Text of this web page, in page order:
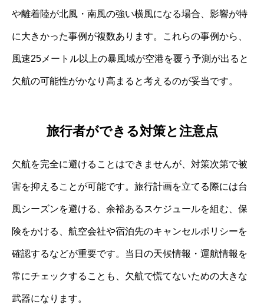
や離着陸が北風・南風の強い横風になる場合、影響が特
に大きかった事例が複数あります。これらの事例から、
風速25メートル以上の暴風域が空港を覆う予測が出ると
欠航の可能性がかなり高まると考えるのが妥当です。
旅行者ができる対策と注意点
欠航を完全に避けることはできませんが、対策次第で被
害を抑えることが可能です。旅行計画を立てる際には台
風シーズンを避ける、余裕あるスケジュールを組む、保
険をかける、航空会社や宿泊先のキャンセルポリシーを
確認するなどが重要です。当日の天候情報・運航情報を
常にチェックすることも、欠航で慌てないための大きな
武器になります。